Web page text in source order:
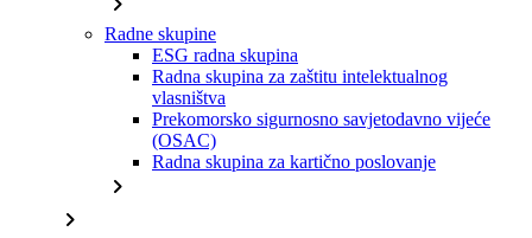
Radne skupine
ESG radna skupina
Radna skupina za zaštitu intelektualnog
vlasništva
Prekomorsko sigurnosno savjetodavno vijeće
(OSAC)
Radna skupina za kartično poslovanje
chevron_right
chevron_right